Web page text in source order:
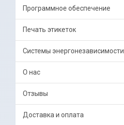
Программное обеспечение
Печать этикеток
Системы энергонезависимости
О нас
Отзывы
Доставка и оплата